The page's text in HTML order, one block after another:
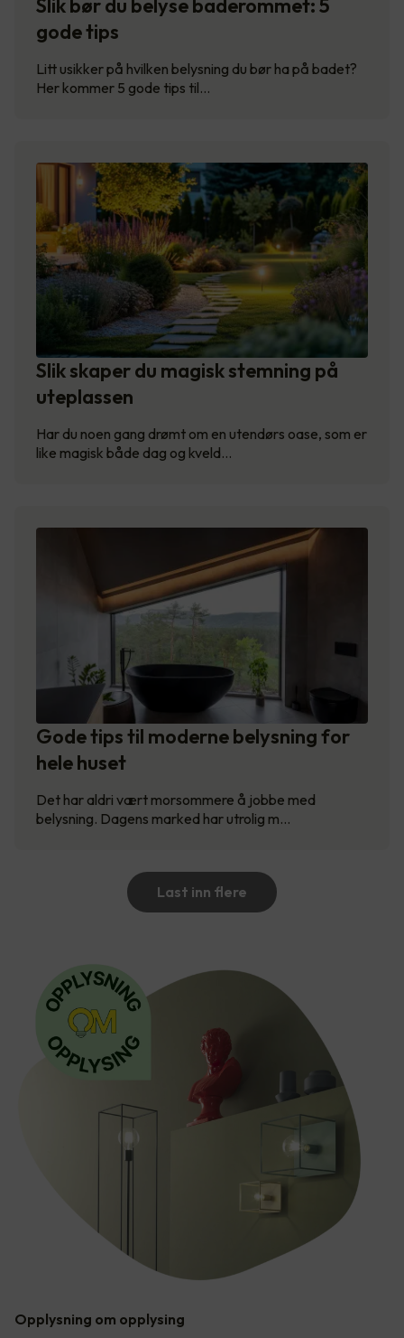
Slik bør du belyse baderommet: 5
gode tips
Litt usikker på hvilken belysning du bør ha på badet?
Her kommer 5 gode tips til…
Slik skaper du magisk stemning på
uteplassen
Har du noen gang drømt om en utendørs oase, som er
like magisk både dag og kveld…
Gode tips til moderne belysning for
hele huset
Det har aldri vært morsommere å jobbe med
belysning. Dagens marked har utrolig m…
Last inn flere
Opplysning om opplysing